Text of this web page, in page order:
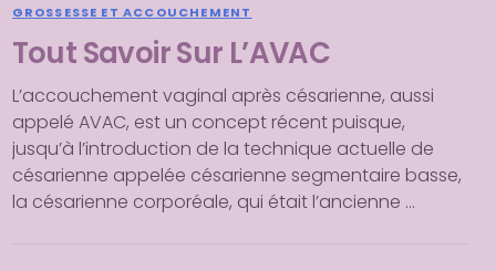
GROSSESSE ET ACCOUCHEMENT
Tout Savoir Sur L’AVAC
L’accouchement vaginal après césarienne, aussi
appelé AVAC, est un concept récent puisque,
jusqu’à l’introduction de la technique actuelle de
césarienne appelée césarienne segmentaire basse,
la césarienne corporéale, qui était l’ancienne …